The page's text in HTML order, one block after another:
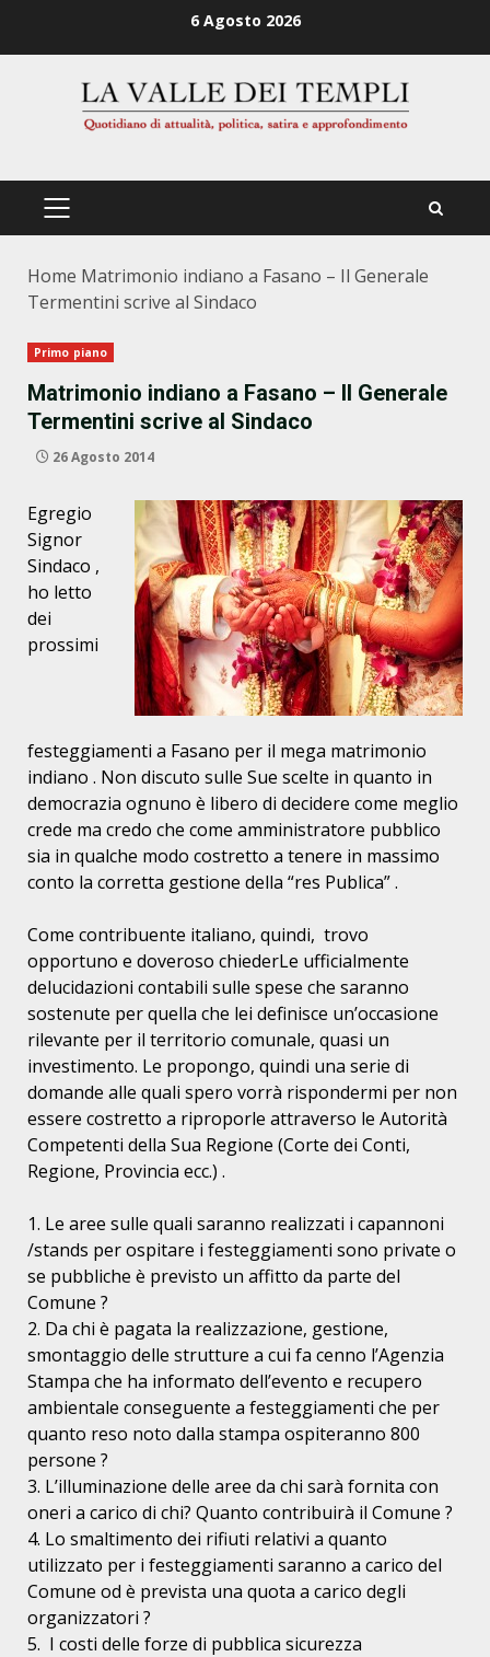
6 Agosto 2026
PRIMÄRES
Home Matrimonio indiano a Fasano – Il Generale
Termentini scrive al Sindaco
Primo piano
Matrimonio indiano a Fasano – Il Generale
Termentini scrive al Sindaco
26 Agosto 2014
Egregio
Signor
Sindaco ,
ho letto
dei
prossimi
festeggiamenti a Fasano per il mega matrimonio
indiano . Non discuto sulle Sue scelte in quanto in
democrazia ognuno è libero di decidere come meglio
crede ma credo che come amministratore pubblico
sia in qualche modo costretto a tenere in massimo
conto la corretta gestione della “res Publica” .
Come contribuente italiano, quindi, trovo
opportuno e doveroso chiederLe ufficialmente
delucidazioni contabili sulle spese che saranno
sostenute per quella che lei definisce un’occasione
rilevante per il territorio comunale, quasi un
investimento. Le propongo, quindi una serie di
domande alle quali spero vorrà rispondermi per non
essere costretto a riproporle attraverso le Autorità
Competenti della Sua Regione (Corte dei Conti,
Regione, Provincia ecc.) .
1. Le aree sulle quali saranno realizzati i capannoni
/stands per ospitare i festeggiamenti sono private o
se pubbliche è previsto un affitto da parte del
Comune ?
2. Da chi è pagata la realizzazione, gestione,
smontaggio delle strutture a cui fa cenno l’Agenzia
Stampa che ha informato dell’evento e recupero
ambientale conseguente a festeggiamenti che per
quanto reso noto dalla stampa ospiteranno 800
persone ?
3. L’illuminazione delle aree da chi sarà fornita con
oneri a carico di chi? Quanto contribuirà il Comune ?
4. Lo smaltimento dei rifiuti relativi a quanto
utilizzato per i festeggiamenti saranno a carico del
Comune od è prevista una quota a carico degli
organizzatori ?
5. I costi delle forze di pubblica sicurezza